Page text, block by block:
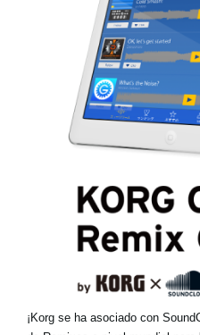
Ubicación
Redes Sociales
Acerca de KORG
¡Korg se ha asociado con